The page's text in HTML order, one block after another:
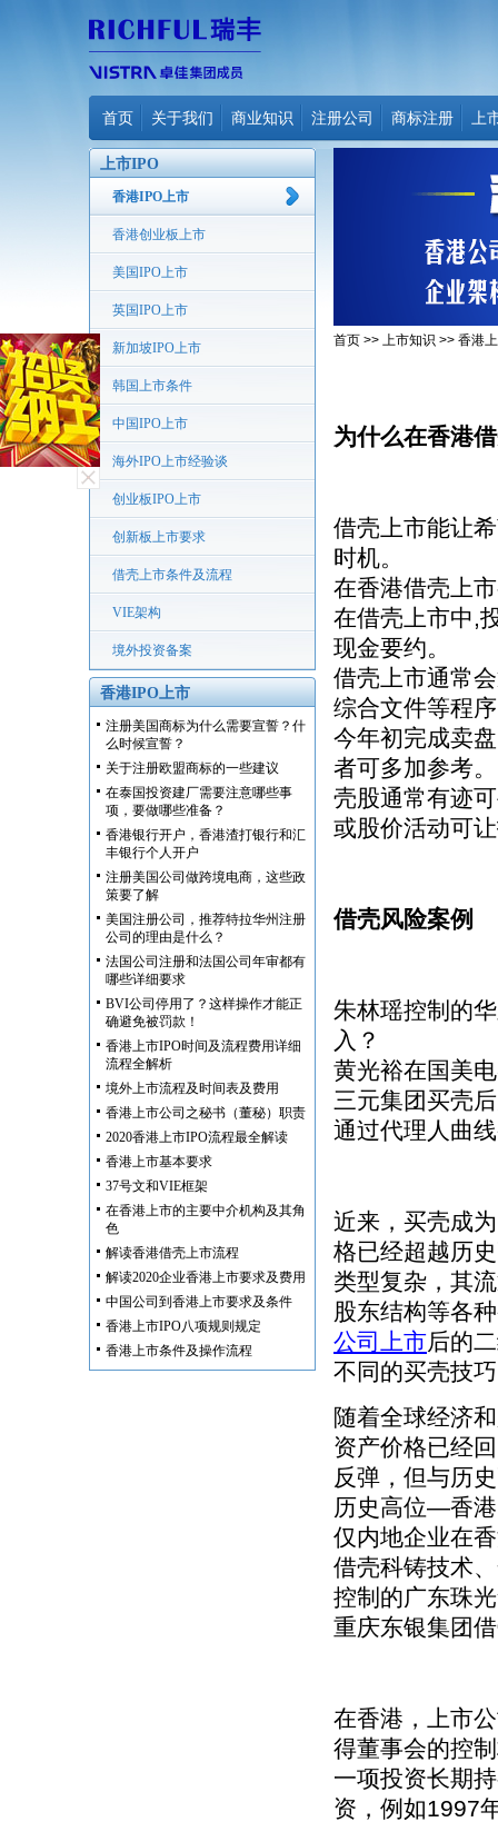
首页 关于我们 商业知识 注册公司 商标注册 上
上市IPO
香港IPO上市
香港创业板上市
美国IPO上市
英国IPO上市
新加坡IPO上市
韩国上市条件
中国IPO上市
海外IPO上市经验谈
创业板IPO上市
创新板上市要求
借壳上市条件及流程
VIE架构
境外投资备案
香港IPO上市
注册美国商标为什么需要宣誓？什
么时候宣誓？
关于注册欧盟商标的一些建议
在泰国投资建厂需要注意哪些事
项，要做哪些准备？
香港银行开户，香港渣打银行和汇
丰银行个人开户
注册美国公司做跨境电商，这些政
策要了解
美国注册公司，推荐特拉华州注册
公司的理由是什么？
法国公司注册和法国公司年审都有
哪些详细要求
BVI公司停用了？这样操作才能正
确避免被罚款！
香港上市IPO时间及流程费用详细
流程全解析
境外上市流程及时间表及费用
香港上市公司之秘书（董秘）职责
2020香港上市IPO流程最全解读
香港上市基本要求
37号文和VIE框架
在香港上市的主要中介机构及其角
色
解读香港借壳上市流程
解读2020企业香港上市要求及费用
中国公司到香港上市要求及条件
香港上市IPO八项规则规定
香港上市条件及操作流程
首页 >> 上市知识 >> 香港
为什么在香港
借壳上市能让
时机。
在香港借壳上
在借壳上市中,
现金要约。
借壳上市通常
综合文件等程
今年初完成卖
者可多加参考。
壳股通常有迹
或股价活动可
借壳风险案例
朱林瑶控制的
入？
黄光裕在国美
三元集团买壳
通过代理人曲
近来，买壳成
格已经超越历
类型复杂，其
股东结构等各
公司上市后的
不同的买壳技
随着全球经济
资产价格已经
反弹，但与历
历史高位—香
仅内地企业在
借壳科铸技术
控制的广东珠
重庆东银集团
在香港，上市
得董事会的控
一项投资长期
资，例如1997